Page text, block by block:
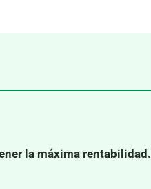
la máxima rentabilidad.